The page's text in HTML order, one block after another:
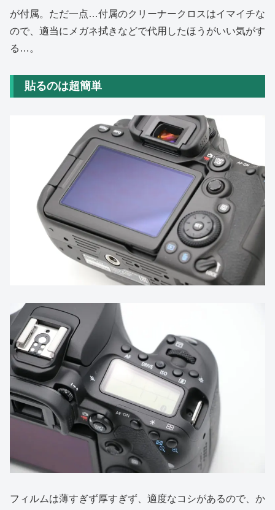
が付属。ただ一点…付属のクリーナークロスはイマイチな
ので、適当にメガネ拭きなどで代用したほうがいい気がす
る…。
貼るのは超簡単
フィルムは薄すぎず厚すぎず、適度なコシがあるので、か